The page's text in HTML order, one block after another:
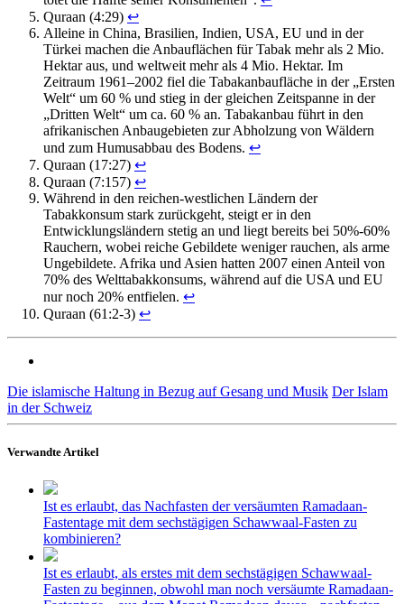
Quraan (4:29) ↩
Alleine in China, Brasilien, Indien, USA, EU und in der
Türkei machen die Anbauflächen für Tabak mehr als 2 Mio.
Hektar aus, und weltweit mehr als 4 Mio. Hektar. Im
Zeitraum 1961–2002 fiel die Tabakanbaufläche in der „Ersten
Welt“ um 60 % und stieg in der gleichen Zeitspanne in der
„Dritten Welt“ um ca. 60 % an. Tabakanbau führt in den
afrikanischen Anbaugebieten zur Abholzung von Wäldern
und zum Humusabbau des Bodens. ↩
Quraan (17:27) ↩
Quraan (7:157) ↩
Während in den reichen-westlichen Ländern der
Tabakkonsum stark zurückgeht, steigt er in den
Entwicklungsländern stetig an und liegt bereits bei 50%-60%
Rauchern, wobei reiche Gebildete weniger rauchen, als arme
Ungebildete. Afrika und Asien hatten 2007 einen Anteil von
70% des Welttabakkonsums, während auf die USA und EU
nur noch 20% entfielen. ↩
Quraan (61:2-3) ↩
Die islamische Haltung in Bezug auf Gesang und Musik Der Islam
in der Schweiz
Verwandte Artikel
Ist es erlaubt, das Nachfasten der versäumten Ramadaan-
Fastentage mit dem sechstägigen Schawwaal-Fasten zu
kombinieren?
Ist es erlaubt, als erstes mit dem sechstägigen Schawwaal-
Fasten zu beginnen, obwohl man noch versäumte Ramadaan-